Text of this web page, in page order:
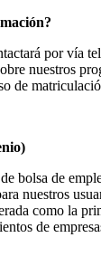
por vía
nuestros
de
bolsa de
nuestros
como la
de